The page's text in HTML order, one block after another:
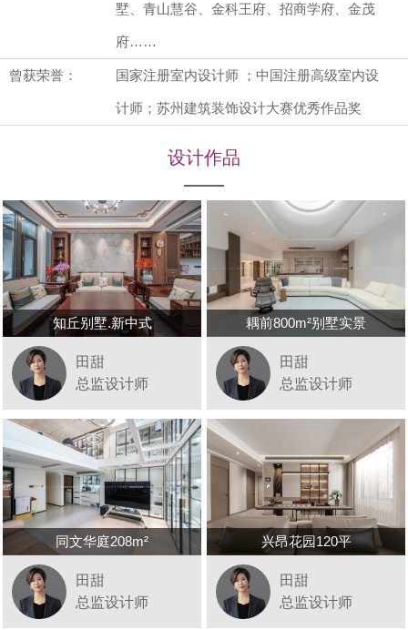
墅、青山慧谷、金科王府、招商学府、金茂
府……
曾获荣誉： 国家注册室内设计师 ；中国注册高级室内设
计师；苏州建筑装饰设计大赛优秀作品奖
设计作品
知丘别墅.新中式
田甜
总监设计师
耦前800m²别墅实景
田甜
总监设计师
同文华庭208m²
田甜
总监设计师
兴昂花园120平
田甜
总监设计师